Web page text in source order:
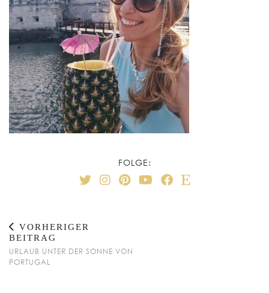
FOLGE:
VORHERIGER
BEITRAG
URLAUB UNTER DER SONNE VON
PORTUGAL